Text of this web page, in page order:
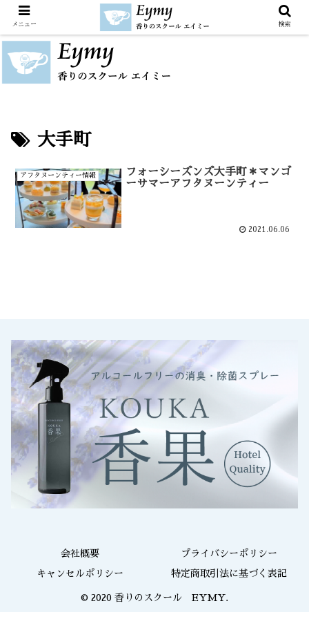
大手町
アフタヌーンティー情報
フォーシーズンズ大手町＊マンゴ
ーサマーアフタヌーンティー
2021.06.06
会社概要 プライバシーポリシー
キャンセルポリシー 特定商取引法に基づく表記
© 2020 香りのスクール EYMY.
メニュー 検索